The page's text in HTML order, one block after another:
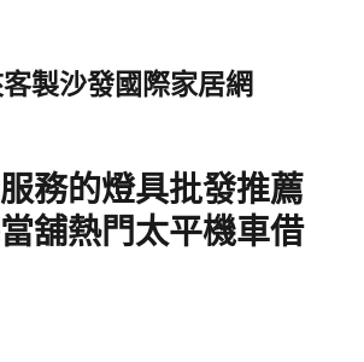
製沙發國際家居網
務的燈具批發推薦
舖熱門太平機車借